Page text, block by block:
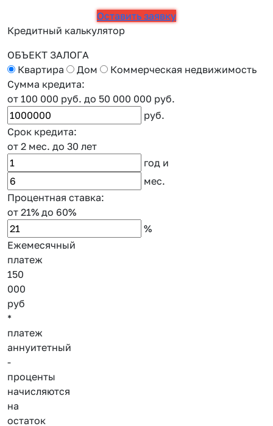
Оставить заявку
Кредитный калькулятор
ОБЪЕКТ ЗАЛОГА
Квартира
Дом
Коммерческая недвижимость
Сумма кредита:
от 100 000 руб. до 50 000 000 руб.
руб.
Срок кредита:
от 2 мес. до 30 лет
год и
мес.
Процентная ставка:
от 21% до 60%
%
Ежемесячный
платеж
150
000
руб
*
платеж
аннуитетный
-
проценты
начисляются
на
остаток